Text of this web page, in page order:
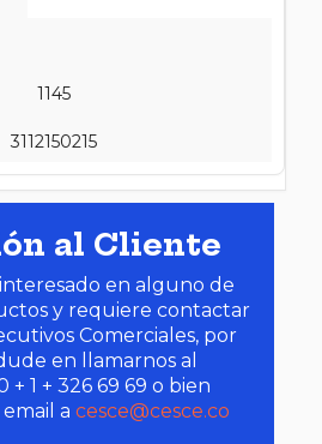
1145
3112150215
al Cliente
en alguno de
y requiere contactar
Comerciales, por
en llamarnos al
1 + 326 69 69 o bien
a cesce@cesce.co